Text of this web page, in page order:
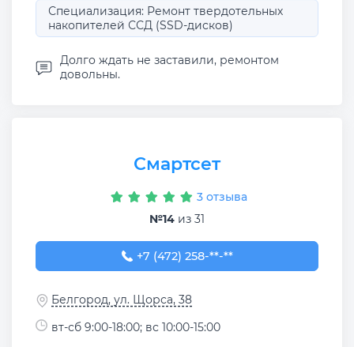
Специализация: Ремонт твердотельных
накопителей ССД (SSD-дисков)
Долго ждать не заставили, ремонтом
довольны.
Смартсет
3 отзыва
№14 из 31
+7 (472) 258-59-58
+7 (472) 258-**-**
Белгород, ул. Щорса, 38
вт-сб 9:00-18:00; вс 10:00-15:00